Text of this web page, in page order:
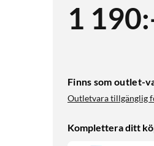
1 190:
Finns som outlet-
Outletvara tillgänglig
Komplettera ditt